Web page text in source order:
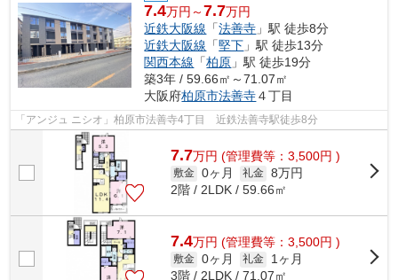
7.4万円～7.7万円
近鉄大阪線 「法善寺 」駅 徒歩8分
近鉄大阪線 「堅下 」駅 徒歩13分
関西本線 「柏原 」駅 徒歩19分
築3年 / 59.66㎡～71.07㎡
大阪府柏原市法善寺４丁目
「アンジュ ニシオ」柏原市法善寺4丁目 近鉄法善寺駅徒歩8分
7.7万円 (管理費等：3,500円 )
敷金 0ヶ月 礼金 8万円
2階 / 2LDK / 59.66㎡
7.4万円 (管理費等：3,500円 )
敷金 0ヶ月 礼金
1ヶ月
3階 / 2LDK / 71.07㎡